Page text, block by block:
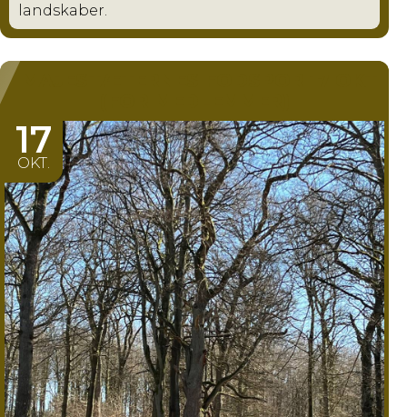
landskaber.
I MAJESTÆTERNES FODSPOR 17 OKT
17
OKT.